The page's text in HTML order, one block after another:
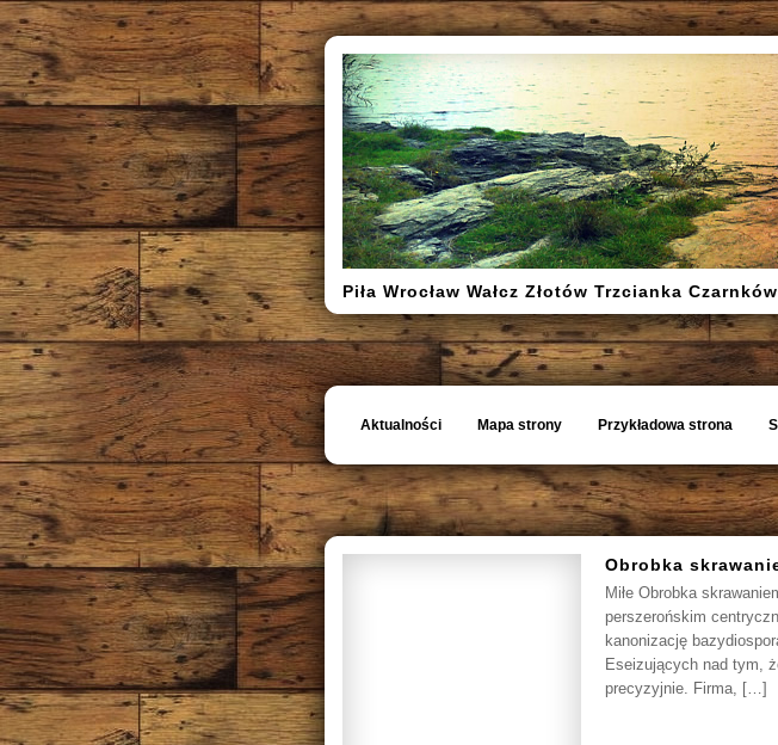
Piła Wrocław Wałcz Złotów Trzcianka
Aktualności Mapa strony Przykładowa strona
Obrobka
Miłe Obrobka
perszerońskim
kanonizację
Eseizujących nad tym,
precyzyjnie. Firma, […]